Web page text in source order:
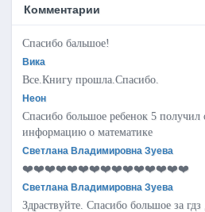
Комментарии
Спасибо бальшое!
Вика
Все.Книгу прошла.Спасибо.
Неон
Спасибо большое ребенок 5 получил
информацию о математике
Светлана Владимировна Зуева
❤️❤️❤️❤️❤️❤️❤️❤️❤️❤️❤️❤️❤️❤️❤️
Светлана Владимировна Зуева
Здраствуйте. Спасибо большое за